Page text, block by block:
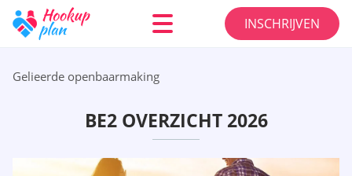
INSCHRIJVEN
Gelieerde openbaarmaking
BE2 OVERZICHT 2026